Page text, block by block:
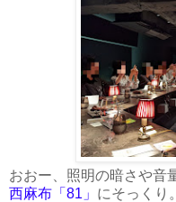
おおー、照明の暗さや音
西麻布「81」 にそっくり